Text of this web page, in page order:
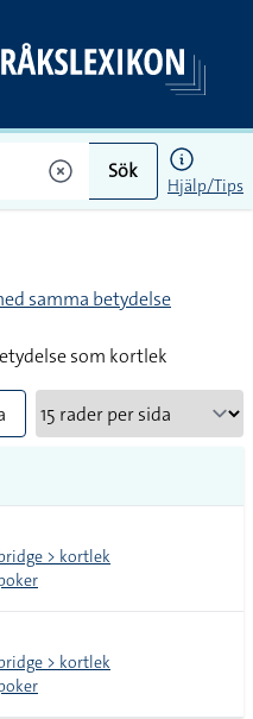
Sök
Hjälp/Tips
samma betydelse
som kortlek
> kortlek
> kortlek